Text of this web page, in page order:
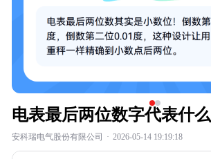
电表最后两位数字代表什么
安科瑞电气股份有限公司 · 2026-05-14 19:19:18